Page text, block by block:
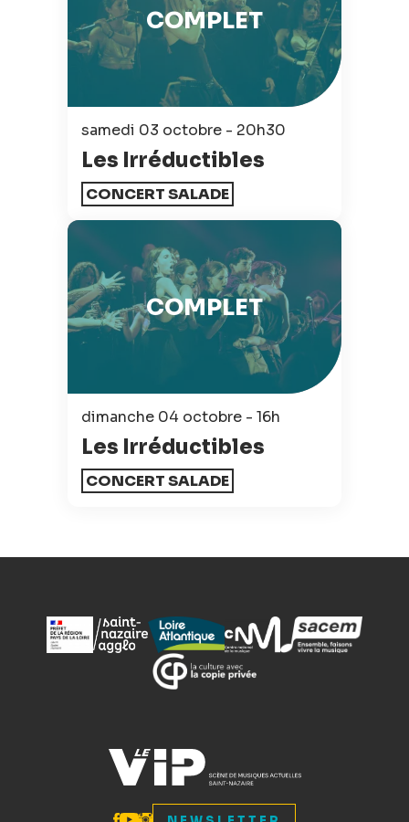
samedi 03 octobre - 20h30
Les Irréductibles
CONCERT SALADE
COMPLET
dimanche 04 octobre - 16h
Les Irréductibles
CONCERT SALADE
COMPLET